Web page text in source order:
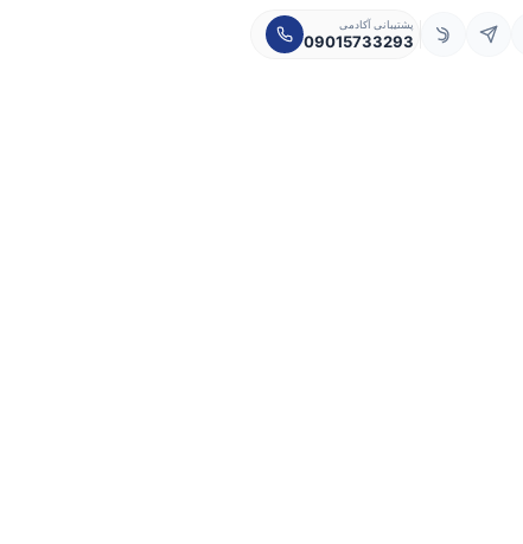
پشتیبانی آکادمی
09015733293